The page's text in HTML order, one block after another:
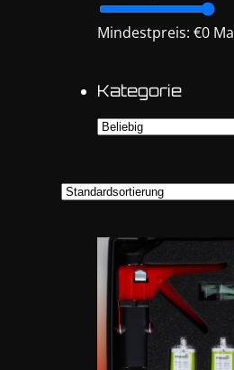
Mindestpreis: €0
Kategorie